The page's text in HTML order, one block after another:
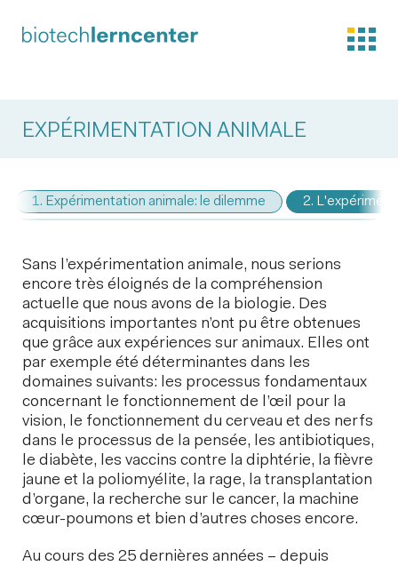
EXPÉRIMENTATION ANIMALE
1. Expérimentation animale: le dilemme 2.
Sans l’expérimentation animale, nous serions
encore très éloignés de la compréhension
actuelle que nous avons de la biologie. Des
acquisitions importantes n’ont pu être obtenues
que grâce aux expériences sur animaux. Elles ont
par exemple été déterminantes dans les
domaines suivants: les processus fondamentaux
concernant le fonctionnement de l’œil pour la
vision, le fonctionnement du cerveau et des nerfs
dans le processus de la pensée, les antibiotiques,
le diabète, les vaccins contre la diphtérie, la fièvre
jaune et la poliomyélite, la rage, la transplantation
d’organe, la recherche sur le cancer, la machine
cœur-poumons et bien d’autres choses encore.
Au cours des 25 dernières années – depuis